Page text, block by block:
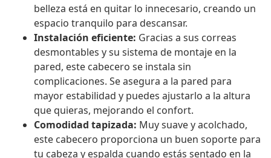
belleza está en quitar lo innecesario, creando un
espacio tranquilo para descansar.
Instalación eficiente: Gracias a sus correas
desmontables y su sistema de montaje en la
pared, este cabecero se instala sin
complicaciones. Se asegura a la pared para
mayor estabilidad y puedes ajustarlo a la altura
que quieras, mejorando el confort.
Comodidad tapizada: Muy suave y acolchado,
este cabecero proporciona un buen soporte para
tu cabeza y espalda cuando estás sentado en la